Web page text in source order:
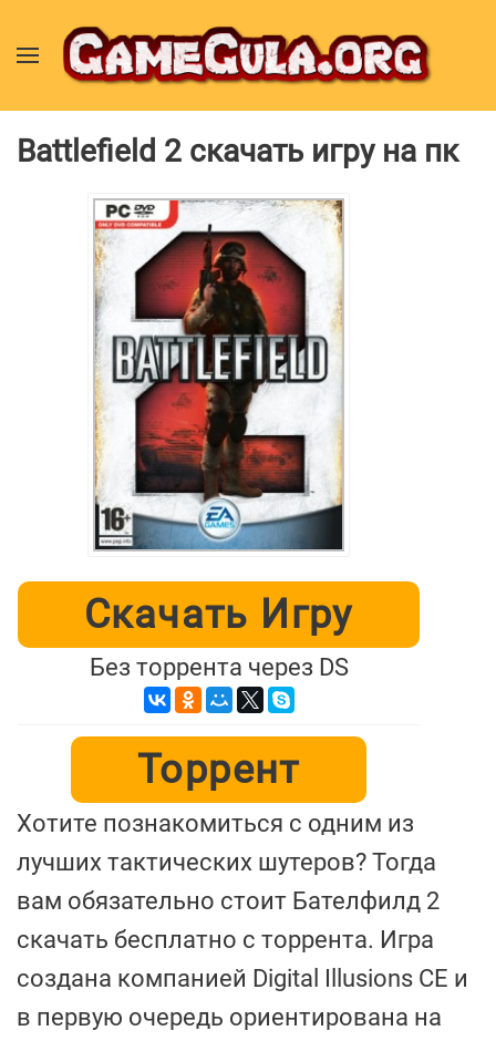
Battlefield 2 скачать игру на пк
Скачать Игру
Без торрента через DS
Торрент
Хотите познакомиться с одним из
лучших тактических шутеров? Тогда
вам обязательно стоит Бателфилд 2
скачать бесплатно с торрента. Игра
создана компанией Digital Illusions CE и
в первую очередь ориентирована на